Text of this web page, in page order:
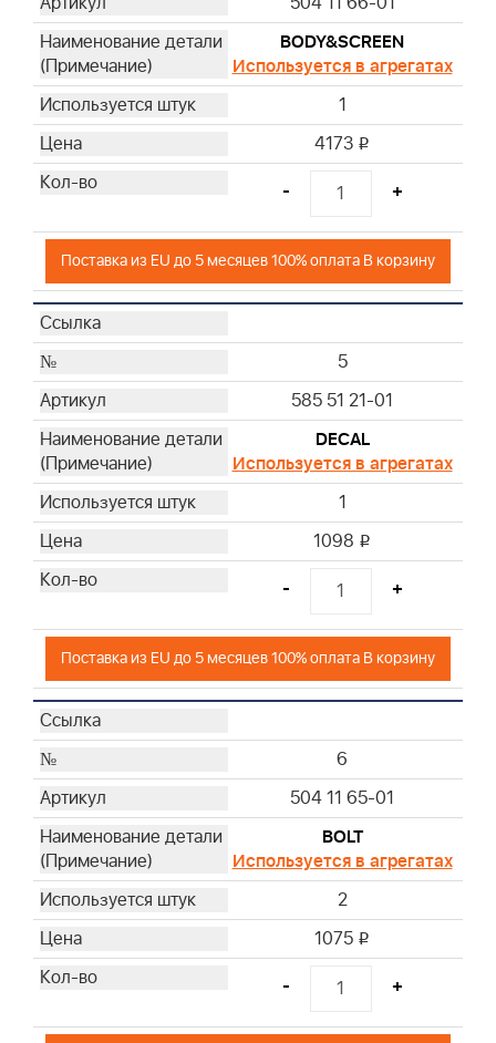
BODY&SCREEN
Используется в агрегатах
1
4173 i
- +
Поставка из EU до 5 месяцев 100% оплата В корзину
5
585 51 21-01
DECAL
Используется в агрегатах
1
1098 i
- +
Поставка из EU до 5 месяцев 100% оплата В корзину
6
504 11 65-01
BOLT
Используется в агрегатах
2
1075 i
- +